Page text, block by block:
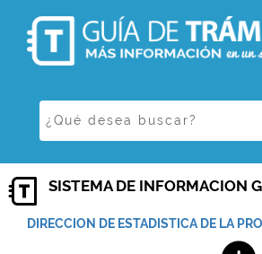
SISTEMA DE INFORMACION
DIRECCION DE ESTADISTICA DE LA